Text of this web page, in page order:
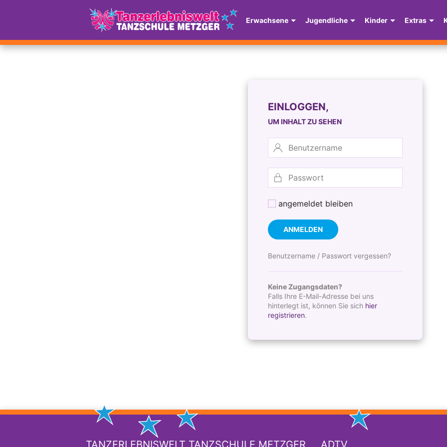
Erwachsene Jugendliche Kinder Extras
EINLOGGEN,
UM INHALT ZU SEHEN
angemeldet bleiben
ANMELDEN
Benutzername / Passwort vergessen?
Keine Zugangsdaten?
Falls Ihre E-Mail-Adresse bei uns
hinterlegt ist, können Sie sich hier
registrieren.
TANZERLEBNISWELT TANZSCHULE METZGER ADTV